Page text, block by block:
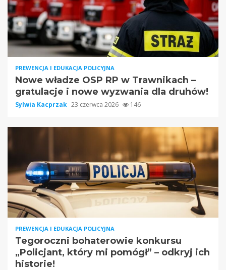
PREWENCJA I EDUKACJA POLICYJNA
Nowe władze OSP RP w Trawnikach –
gratulacje i nowe wyzwania dla druhów!
Sylwia Kacprzak 23 czerwca 2026 146
PREWENCJA I EDUKACJA POLICYJNA
Tegoroczni bohaterowie konkursu
„Policjant, który mi pomógł” – odkryj ich
historie!